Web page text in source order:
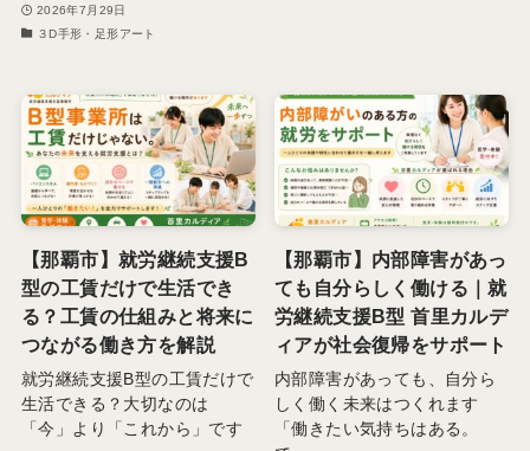
2026年7月29日
３D手形・足形アート
【那覇市】就労継続支援B
型の工賃だけで生活でき
る？工賃の仕組みと将来に
つながる働き方を解説
就労継続支援B型の工賃だけで
生活できる？大切なのは
「今」より「これから」です
【那覇市】内部障害があっ
ても自分らしく働ける｜就
労継続支援B型 首里カルデ
ィアが社会復帰をサポート
内部障害があっても、自分ら
しく働く未来はつくれます
「働きたい気持ちはある。